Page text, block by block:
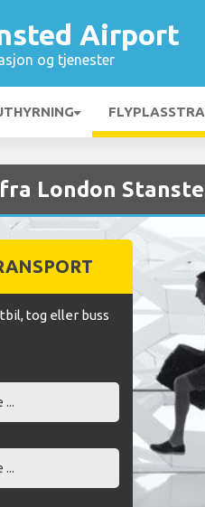
Airport
og tjenester
London
tog eller buss